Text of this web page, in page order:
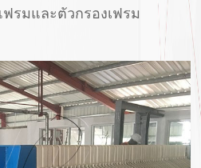
รมและตัวกรองเฟรม